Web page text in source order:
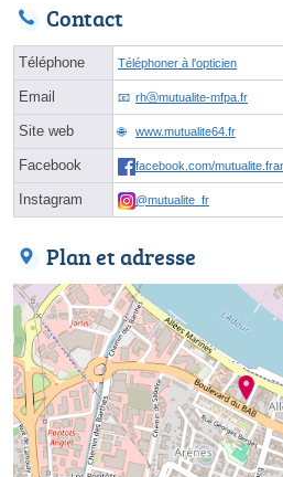
Contact
Téléphone Téléphoner à l'opticien
Email rhⓐmutualite-mfpa.fr
Site web www.mutualite64.fr
Facebook facebook.com/
Instagram @mutualite_fr
Plan et adresse